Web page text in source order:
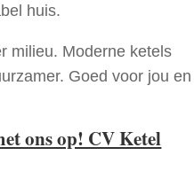
huis.
milieu. Moderne ketels
Goed voor jou en
ons op! CV Ketel